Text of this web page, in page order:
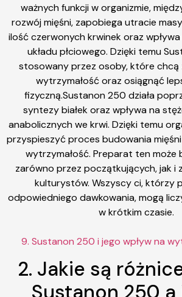
ważnych funkcji w organizmie,
rozwój mięśni, zapobiega utracie
ilość czerwonych krwinek oraz
układu płciowego. Dzięki temu
stosowany przez osoby, które chcą
wytrzymałość oraz osiągnąć
fizyczną.Sustanon 250 działa
syntezy białek oraz wpływa na
anabolicznych we krwi. Dzięki temu
przyspieszyć proces budowania
wytrzymałość. Preparat ten
zarówno przez początkujących, jak i
kulturystów. Wszyscy ci, którzy
odpowiedniego dawkowania, mogą
w krótkim czasie.
9. Sustanon 250 i jego wpływ na
2. Jakie są